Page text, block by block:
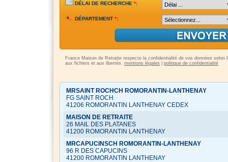
DÉLAI DE RECHERCHE *:
DÉPARTEMENT *:
France Maison de Retraite respecte la confidentialité de vos données selon
aux fichiers et aux libertés. mentions légales politique de confidentialité
MRSAINT ROCHCH ROMORANTIN-LANTHENAY
FG SAINT ROCH
41206 ROMORANTIN LANTHENAY CEDEX
MAISON DE RETRAITE
26 MAIL DES PLATANES
41200 ROMORANTIN LANTHENAY
MRCAPUCINSCH ROMORANTIN-LANTHENAY
96 R DES CAPUCINS
41200 ROMORANTIN LANTHENAY